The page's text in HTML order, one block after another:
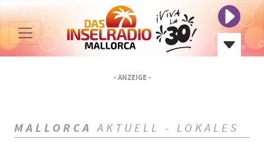
- ANZEIGE -
MALLORCA AKTUELL - LOKALES